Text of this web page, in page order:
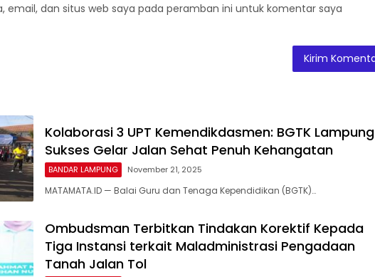
email, dan situs web saya pada peramban ini untuk komentar saya
Kolaborasi 3 UPT Kemendikdasmen: BGTK Lampung
Sukses Gelar Jalan Sehat Penuh Kehangatan
BANDAR LAMPUNG November 21, 2025
MATAMATA.ID — Balai Guru dan Tenaga Kependidikan (BGTK)…
Ombudsman Terbitkan Tindakan Korektif Kepada
Tiga Instansi terkait Maladministrasi Pengadaan
Tanah Jalan Tol